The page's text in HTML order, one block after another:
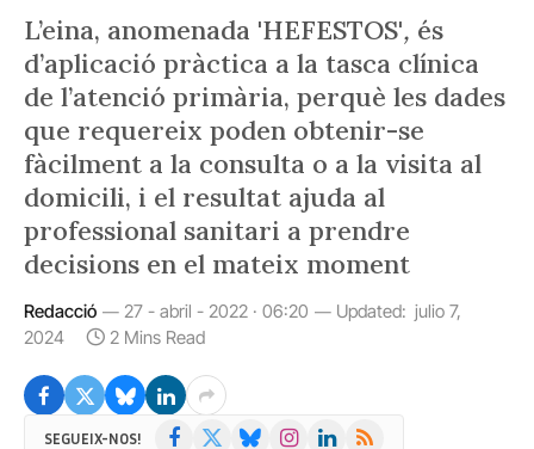
L’eina, anomenada 'HEFESTOS', és
d’aplicació pràctica a la tasca clínica
de l’atenció primària, perquè les dades
que requereix poden obtenir-se
fàcilment a la consulta o a la visita al
domicili, i el resultat ajuda al
professional sanitari a prendre
decisions en el mateix moment
Redacció 27 - abril - 2022 · 06:20 Updated: julio 7,
2024
2 Mins Read
SEGUEIX-NOS! Facebook BlueskyInstagramLinkedIn
RSS